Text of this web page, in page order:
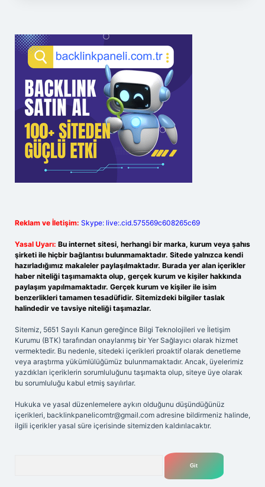
Reklam ve İletişim: Skype: live:.cid.575569c608265c69
Yasal Uyarı: Bu internet sitesi, herhangi bir marka, kurum veya şahıs
şirketi ile hiçbir bağlantısı bulunmamaktadır. Sitede yalnızca kendi
hazırladığımız makaleler paylaşılmaktadır. Burada yer alan içerikler
haber niteliği taşımamakta olup, gerçek kurum ve kişiler hakkında
paylaşım yapılmamaktadır. Gerçek kurum ve kişiler ile isim
benzerlikleri tamamen tesadüfidir. Sitemizdeki bilgiler taslak
halindedir ve tavsiye niteliği taşımazlar.
Sitemiz, 5651 Sayılı Kanun gereğince Bilgi Teknolojileri ve İletişim
Kurumu (BTK) tarafından onaylanmış bir Yer Sağlayıcı olarak hizmet
vermektedir. Bu nedenle, sitedeki içerikleri proaktif olarak denetleme
veya araştırma yükümlülüğümüz bulunmamaktadır. Ancak, üyelerimiz
yazdıkları içeriklerin sorumluluğunu taşımakta olup, siteye üye olarak
bu sorumluluğu kabul etmiş sayılırlar.
Hukuka ve yasal düzenlemelere aykırı olduğunu düşündüğünüz
içerikleri, backlinkpanelicomtr@gmail.com adresine bildirmeniz halinde,
ilgili içerikler yasal süre içerisinde sitemizden kaldırılacaktır.